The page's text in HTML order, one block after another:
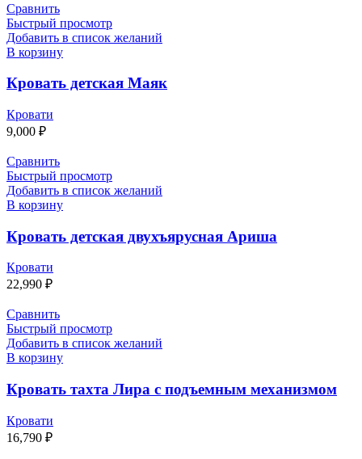
Сравнить
Быстрый просмотр
Добавить в список желаний
В корзину
Кровать детская Маяк
Кровати
9,000 ₽
Сравнить
Быстрый просмотр
Добавить в список желаний
В корзину
Кровать детская двухъярусная Ариша
Кровати
22,990 ₽
Сравнить
Быстрый просмотр
Добавить в список желаний
В корзину
Кровать тахта Лира с подъемным механизмом
Кровати
16,790 ₽